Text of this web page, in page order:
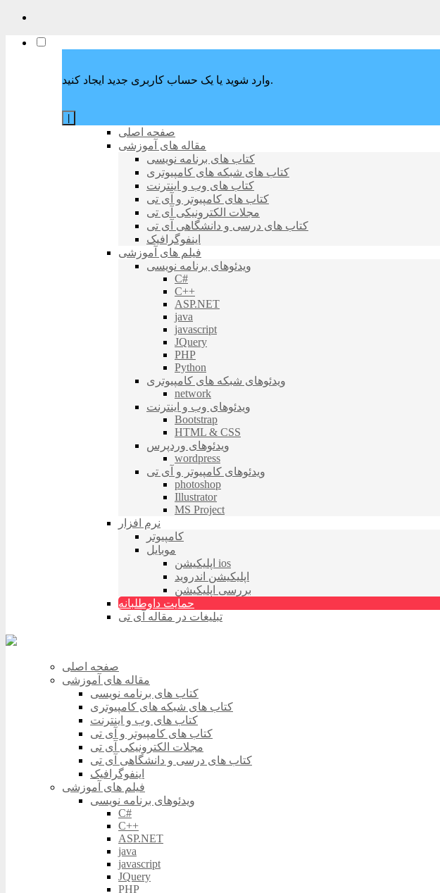
وارد شوید یا یک حساب کاربری جدید ایجاد کنید.
صفحه اصلی
مقاله های آموزشی
کتاب های برنامه نویسی
کتاب های شبکه های کامپیوتری
کتاب های وب و اینترنت
کتاب های کامپیوتر و آی تی
مجلات الکترونیکی آی تی
کتاب های درسی و دانشگاهی آی تی
اینفوگرافیک
فیلم های آموزشی
ویدئوهای برنامه نویسی
C#
C++
ASP.NET
java
javascript
JQuery
PHP
Python
ویدئوهای شبکه های کامپیوتری
network
ویدئوهای وب و اینترنت
Bootstrap
HTML & CSS
ویدئوهای وردپرس
wordpress
ویدئوهای کامپیوتر و آی تی
photoshop
Illustrator
MS Project
نرم افزار
کامپیوتر
موبایل
اپلیکیشن ios
اپلیکیشن اندروید
بررسی اپلیکیشن
حمایت داوطلبانه
تبلیغات در مقاله آی تی
صفحه اصلی
مقاله های آموزشی
کتاب های برنامه نویسی
کتاب های شبکه های کامپیوتری
کتاب های وب و اینترنت
کتاب های کامپیوتر و آی تی
مجلات الکترونیکی آی تی
کتاب های درسی و دانشگاهی آی تی
اینفوگرافیک
فیلم های آموزشی
ویدئوهای برنامه نویسی
C#
C++
ASP.NET
java
javascript
JQuery
PHP